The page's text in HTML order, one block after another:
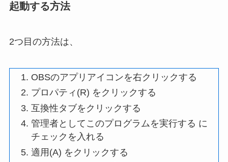
起動する方法
2つ目の方法は、
OBSのアプリアイコンを右クリックする
プロパティ(R) をクリックする
互換性タブをクリックする
管理者としてこのプログラムを実行する に
チェックを入れる
適用(A) をクリックする